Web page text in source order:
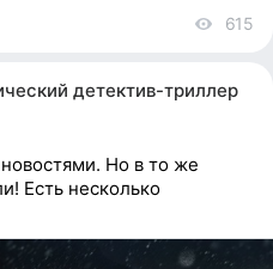
615
детектив-триллер
Но в то же
Есть несколько